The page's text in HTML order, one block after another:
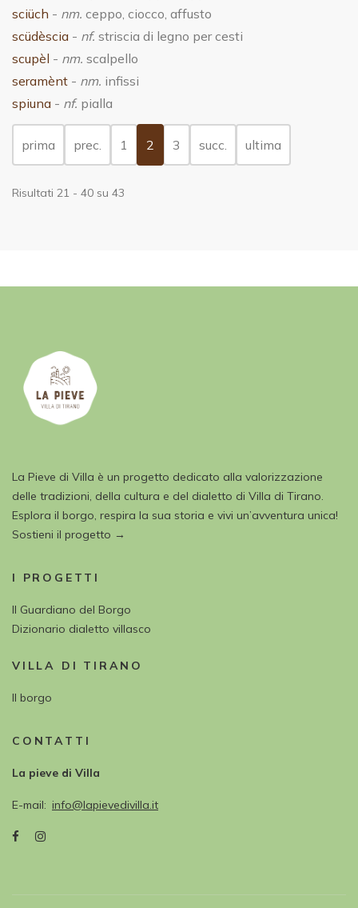
sciüch - nm. ceppo, ciocco, affusto
scüdèscia - nf. striscia di legno per cesti
scupèl - nm. scalpello
seramènt - nm. infissi
spiuna - nf. pialla
prima prec. 1 2 (current)
3 succ. ultima
Risultati 21 - 40 su 43
La Pieve di Villa è un progetto dedicato alla valorizzazione
delle tradizioni, della cultura e del dialetto di Villa di Tirano.
Esplora il borgo, respira la sua storia e vivi un’avventura unica!
Sostieni il progetto →
I PROGETTI
Il Guardiano del Borgo
Dizionario dialetto villasco
VILLA DI TIRANO
Il borgo
CONTATTI
La pieve di Villa
E-mail info@lapievedivilla.it